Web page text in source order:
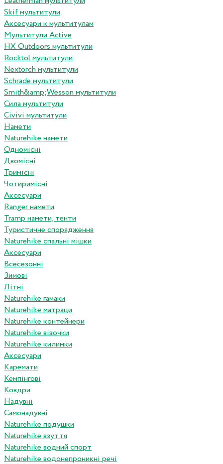
Skif мультитули
Аксесуари к мультитулам
Мультитули Active
HX Outdoors мультитули
Rocktol мультитули
Nextorch мультитули
Schrade мультитули
Smith&amp;Wesson мультитули
Сила мультитули
Civivi мультитули
Намети
Naturehike намети
Одномісні
Двомісні
Тримісні
Чотиримісні
Аксесуари
Ranger намети
Tramp намети, тенти
Туристичне спорядження
Naturehike спальні мішки
Аксесуари
Всесезонні
Зимові
Літні
Naturehike гамаки
Naturehike матраци
Naturehike контейнери
Naturehike візочки
Naturehike килимки
Аксесуари
Каремати
Кемпінгові
Ковдри
Надувні
Самонадувні
Naturehike подушки
Naturehike взуття
Naturehike водний спорт
Naturehike водонепроникні речі